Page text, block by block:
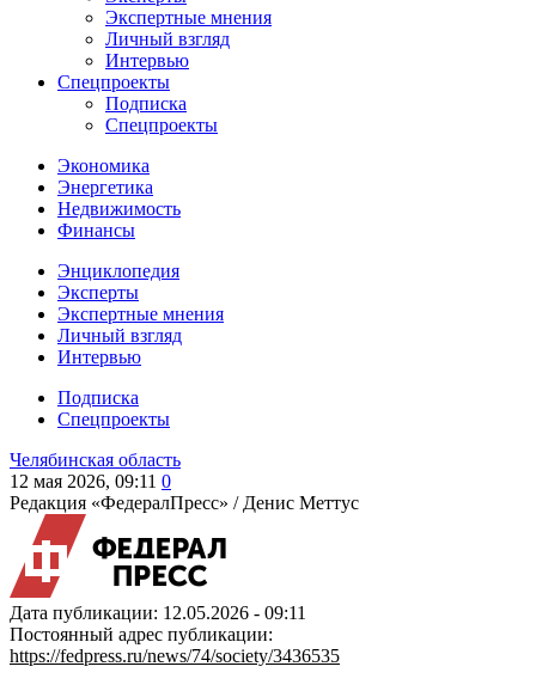
Экспертные мнения
Личный взгляд
Интервью
Спецпроекты
Подписка
Спецпроекты
Экономика
Энергетика
Недвижимость
Финансы
Энциклопедия
Эксперты
Экспертные мнения
Личный взгляд
Интервью
Подписка
Спецпроекты
Челябинская область
12 мая 2026, 09:11 0
Редакция «ФедералПресс» / Денис Меттус
Дата публикации: 12.05.2026 - 09:11
Постоянный адрес публикации:
https://fedpress.ru/news/74/society/3436535